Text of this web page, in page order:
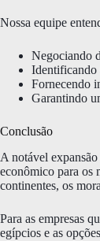
Nossa equipe
Negociando
Identificando
Fornecendo
Garantindo
Conclusão
A notável
econômico para os
continentes, os
Para as empresas
egípcios e as